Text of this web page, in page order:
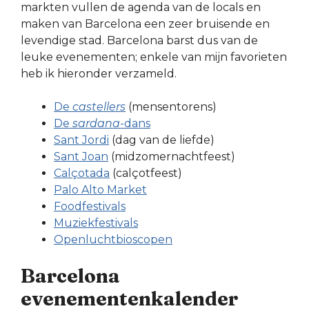
markten vullen de agenda van de locals en
maken van Barcelona een zeer bruisende en
levendige stad. Barcelona barst dus van de
leuke evenementen; enkele van mijn favorieten
heb ik hieronder verzameld.
De castellers (mensentorens)
De sardana-dans
Sant Jordi (dag van de liefde)
Sant Joan (midzomernachtfeest)
Calçotada (calçotfeest)
Palo Alto Market
Foodfestivals
Muziekfestivals
Openluchtbioscopen
Barcelona
evenementenkalender